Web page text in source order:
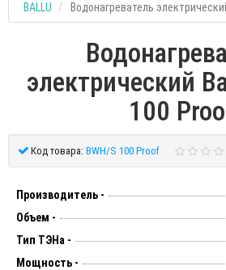
BALLU
Водонагреватель
электрический
100
Код товара: BWH/S 100 Proof
Производитель -
Объем -
Тип ТЭНа -
Мощность -